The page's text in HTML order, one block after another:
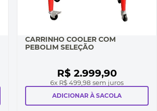
CARRINHO COOLER COM
PEBOLIM SELEÇÃO
R$ 2.999,90
6x R$ 499,98 sem juros
ADICIONAR À SACOLA